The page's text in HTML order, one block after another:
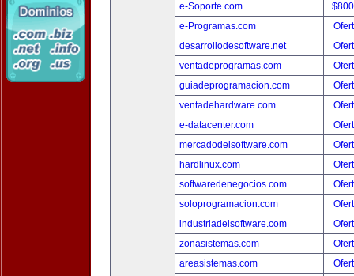
e-Soporte.com
e-Programas.com
desarrollodesoftware.net
ventadeprogramas.com
guiadeprogramacion.com
ventadehardware.com
e-datacenter.com
mercadodelsoftware.com
hardlinux.com
softwaredenegocios.com
soloprogramacion.com
industriadelsoftware.com
zonasistemas.com
areasistemas.com